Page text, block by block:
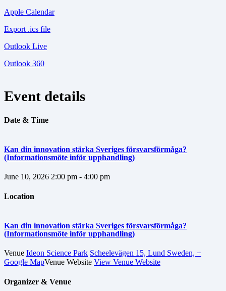
Apple Calendar
Export .ics file
Outlook Live
Outlook 360
Event details
Date & Time
Kan din innovation stärka Sveriges försvarsförmåga?
(Informationsmöte inför upphandling)
June 10, 2026 2:00 pm - 4:00 pm
Location
Kan din innovation stärka Sveriges försvarsförmåga?
(Informationsmöte inför upphandling)
Venue Ideon Science Park Scheelevägen 15, Lund Sweden, +
Google MapVenue Website View Venue Website
Organizer & Venue